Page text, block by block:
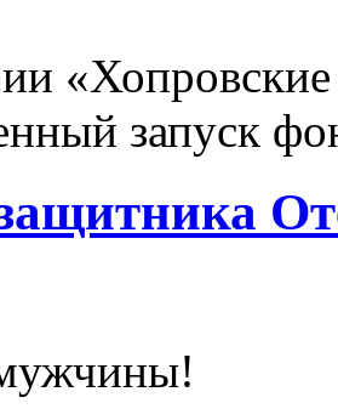
«Хопровские
запуск